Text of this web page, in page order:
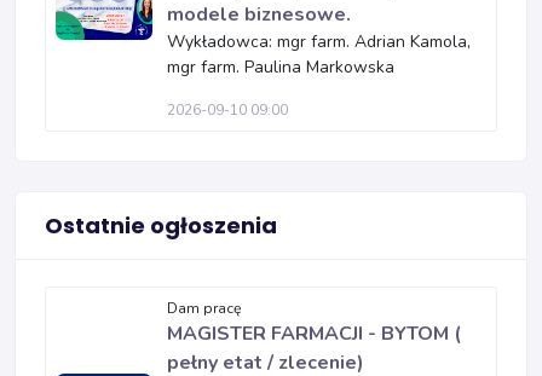
modele biznesowe.
Wykładowca: mgr farm. Adrian Kamola,
mgr farm. Paulina Markowska
2026-09-10 09:00
Ostatnie ogłoszenia
Dam pracę
MAGISTER FARMACJI - BYTOM (
pełny etat / zlecenie)